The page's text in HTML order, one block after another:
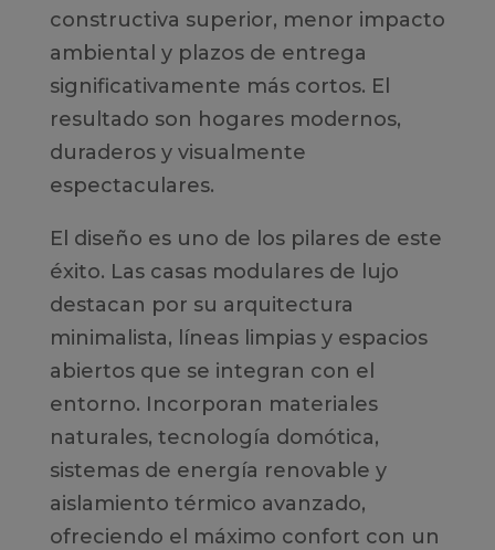
constructiva superior, menor impacto
ambiental y plazos de entrega
significativamente más cortos. El
resultado son hogares modernos,
duraderos y visualmente
espectaculares.
El diseño es uno de los pilares de este
éxito. Las casas modulares de lujo
destacan por su arquitectura
minimalista, líneas limpias y espacios
abiertos que se integran con el
entorno. Incorporan materiales
naturales, tecnología domótica,
sistemas de energía renovable y
aislamiento térmico avanzado,
ofreciendo el máximo confort con un